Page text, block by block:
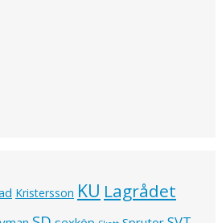
Kristersson KU Lagrådet